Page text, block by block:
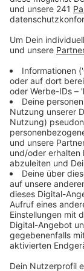
Was bisher
Anzeige
Anwohner
die Polizei,
hatten. Vor
unmittelbar